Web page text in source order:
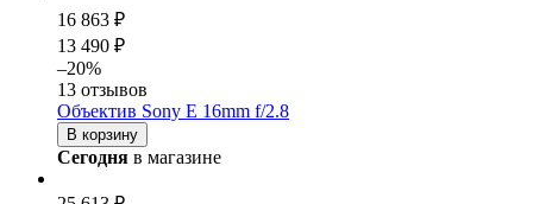
16 863 ₽
13 490 ₽
–20%
13 отзывов
Объектив Sony E 16mm f/2.8
В корзину
Сегодня в магазине